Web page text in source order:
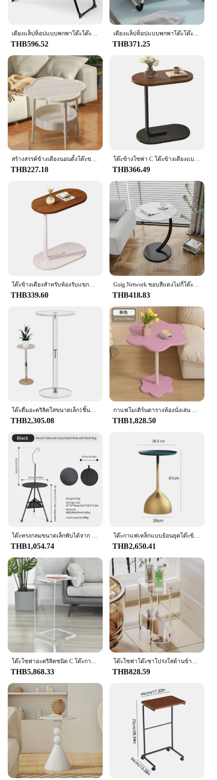
**Elegant and Functional Design**
The tabel ตาราง กาแฟ is a versatile addition to any
setting, whether it's a bustling café or a cozy home
environment. Its modern, minimalist design ensures
that it complements a variety of interior styles,
while its functionality is unmatched. The high-
quality acrylic material is not only durable but also
easy to clean, making it a practical choice for busy
establishments. The sleek, transparent nature of the
acrylic allows the beauty of the beverages being
served to shine through, enhancing the overall
presentation.
**Versatile and Space-Saving**
Understanding the diverse needs of our customers,
we offer a range of sizes to fit any space, from
small, intimate cafes to large restaurants. The tabel
ตาราง กาแฟ is designed to be space-saving,
making it an excellent choice for those with limited
floor space. Whether you're looking to add a touch
of elegance to your coffee corner or need a reliable
table for your bustling café, this set is the perfect
**Built for the Professional and the Home
Enthusiast**
Our tabel ตาราง กาแฟ is not just for professionals;
it's also perfect for the home enthusiast who
routine. The set is available for wholesale and bulk
purchases, making it an excellent choice for
vendors and suppliers looking to offer their
customers high-quality, stylish products. With its
durable construction and easy-to-clean nature, this
coffee table set is built to last and maintain its
เตียงแล็ปท็อปแบบพกพาโต๊ะโต๊ะแล็ปท็อปพับพร้อมที่วางแก้วหอพักนักเรียนโต๊ะเขียนหนังสือโต๊ะคอมพิวเตอร์เฟอร์นิเจอร์สํานักงาน
THB596.52
เตียงแล็ปท็อปแบบพกพาโต๊ะโต๊ะตักพับได้พร้อมที่วางแก้ว Ifting Handle สําหรับทํางานการเขียนและถาดกิน
THB371.25
สร้างสรรค์ข้างเตียงนอนตั้งโต๊ะขนาดเล็กทรงกลม, โต๊ะโซฟาห้องนั่งเล่นตู้เก็บของข้างโต๊ะกาแฟแบบเรียบง่าย
THB227.18
โต๊ะข้างโซฟา C โต๊ะข้างเตียงแบบทันสมัยโต๊ะถาดรองนอนสำหรับด้านข้างห้องนั่งเล่นห้องนอน
THB366.49
โต๊ะข้างเตียงสำหรับห้องรับแขกห้องนอนโต๊ะซีโต๊ะข้างเตียงทันสมัยสำหรับพื้นที่ขนาดเล็กโต๊ะกาแฟ
THB339.60
Guig Network ขอบสีแดงไม่กี่โต๊ะเล็กโต๊ะกาแฟขนาดเล็กอิตาลีโต๊ะข้างโซฟาขนาดเล็กโต๊ะกลมโต๊ะข้างเตียงนอนร้อน
THB418.83
โต๊ะดื่มอะคริลิคใสขนาดเล็ก1ชิ้นโต๊ะวางเครื่องดื่มโต๊ะข้างห้องนั่งเล่นทันสมัยสำหรับดื่มขนมขบเคี้ยวโทรศัพท์กาแฟ
THB2,305.08
กาแฟโมเดิร์นตารางห้องนั่งเล่น Neat โทรศัพท์มือถือขนาดเล็ก Elegant เสริมด้านข้างตาราง Minimalist Salon Zigon Sehpa เฟอร์นิเจอร์ MQ50CJ
THB1,828.50
THB1,054.74
โต๊ะกาแฟเหล็กแบบย้อนยุคโต๊ะข้างโซฟาห้องนั่งเล่นโต๊ะข้างเตียงนอนเหล็กสีทองทันสมัย
THB2,650.41
THB5,868.33 THB828.59